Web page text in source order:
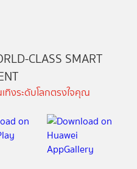
CLASS SMART
ทิงระดับโลกตรงใจคุณ